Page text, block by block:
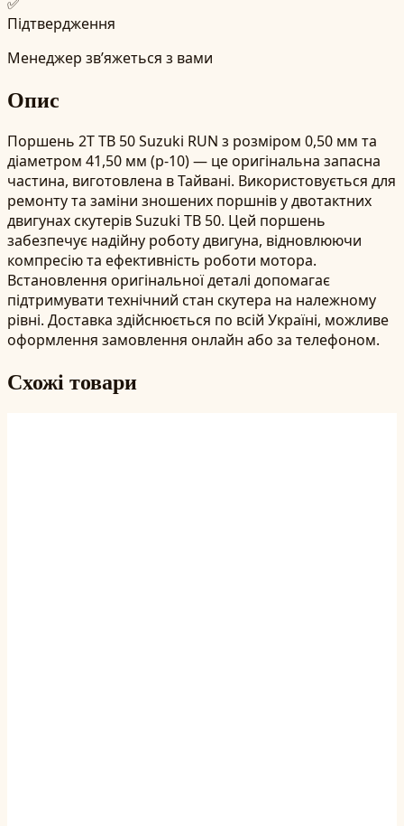
Підтвердження
Менеджер зв’яжеться з вами
Опис
Поршень 2T TB 50 Suzuki RUN з розміром 0,50 мм та
діаметром 41,50 мм (p-10) — це оригінальна запасна
частина, виготовлена в Тайвані. Використовується для
ремонту та заміни зношених поршнів у двотактних
двигунах скутерів Suzuki TB 50. Цей поршень
забезпечує надійну роботу двигуна, відновлюючи
компресію та ефективність роботи мотора.
Встановлення оригінальної деталі допомагає
підтримувати технічний стан скутера на належному
рівні. Доставка здійснюється по всій Україні, можливе
оформлення замовлення онлайн або за телефоном.
Схожі товари